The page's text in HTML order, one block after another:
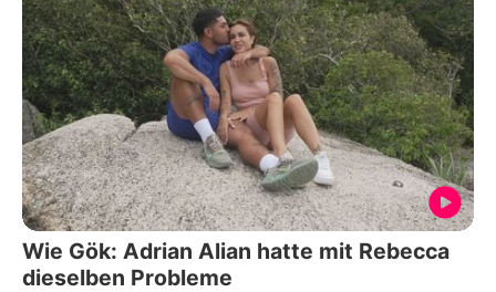
Wie Gök: Adrian Alian hatte mit Rebecca
dieselben Probleme